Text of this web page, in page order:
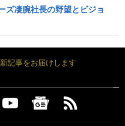
ズ凄腕社長の野望とビジョ
記事をお届けします